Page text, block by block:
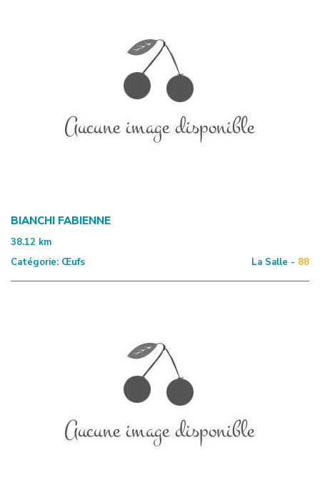
BIANCHI FABIENNE
38.12 km
Catégorie: Œufs La Salle - 88